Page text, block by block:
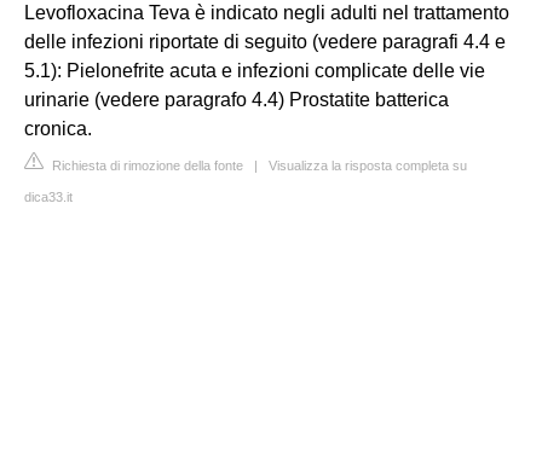
Levofloxacina Teva è indicato negli adulti nel trattamento
delle infezioni riportate di seguito (vedere paragrafi 4.4 e
5.1): Pielonefrite acuta e infezioni complicate delle vie
urinarie (vedere paragrafo 4.4) Prostatite batterica
cronica.
Richiesta di rimozione della fonte | Visualizza la risposta completa su
dica33.it